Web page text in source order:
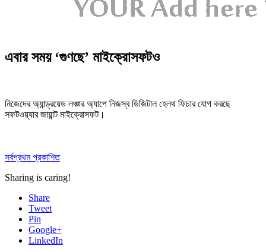
এবার সময় ‘গুণছে’ মাইক্রোসফটও
নিজেদের অ্যান্ড্রয়েড লঞ্চার অ্যাপে নিজস্ব ডিজিটাল হেলথ ফিচার যোগ করছে
সফটওয়্যার জায়ান্ট মাইক্রোসফট।
সর্বপ্রথম প্রকাশিত
Sharing is caring!
Share
Tweet
Pin
Google+
LinkedIn